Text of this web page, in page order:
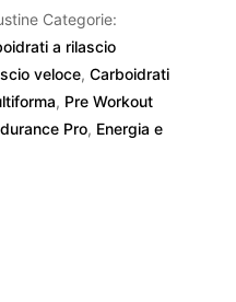
Categorie:
a rilascio
veloce, Carboidrati
, Pre Workout
Pro, Energia e